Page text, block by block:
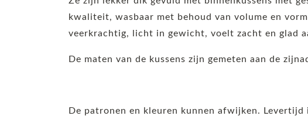
kwaliteit, wasbaar met behoud van volume en
veerkrachtig, licht in gewicht, voelt zacht en glad
De maten van de kussens zijn gemeten aan de
De patronen en kleuren kunnen afwijken. Levertijd